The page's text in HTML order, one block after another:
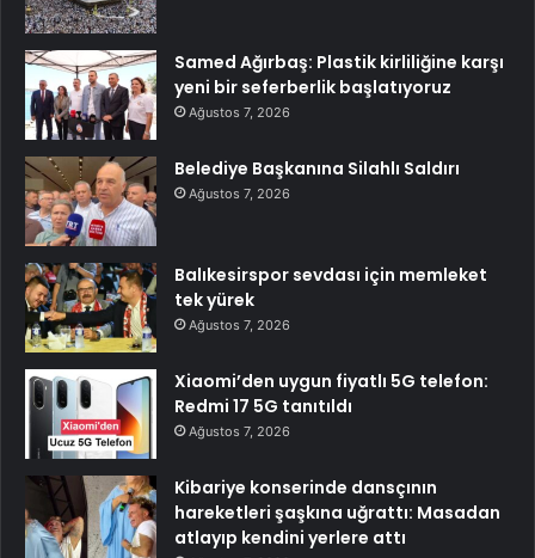
Samed Ağırbaş: Plastik kirliliğine karşı
yeni bir seferberlik başlatıyoruz
Ağustos 7, 2026
Belediye Başkanına Silahlı Saldırı
Ağustos 7, 2026
Balıkesirspor sevdası için memleket
tek yürek
Ağustos 7, 2026
Xiaomi’den uygun fiyatlı 5G telefon:
Redmi 17 5G tanıtıldı
Ağustos 7, 2026
Kibariye konserinde dansçının
hareketleri şaşkına uğrattı: Masadan
atlayıp kendini yerlere attı